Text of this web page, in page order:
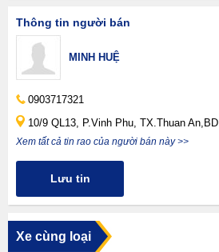
Thông tin người bán
MINH HUỆ
0903717321
10/9 QL13, P.Vinh Phu, TX.Thuan An,BD
Xem tất cả tin rao của người bán này >>
Lưu tin
Xe cùng loại